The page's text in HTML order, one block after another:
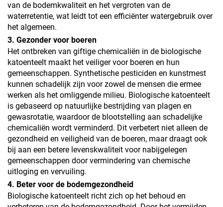
van de bodemkwaliteit en het vergroten van de
waterretentie, wat leidt tot een efficiënter watergebruik over
het algemeen.
3. Gezonder voor boeren
Het ontbreken van giftige chemicaliën in de biologische
katoenteelt maakt het veiliger voor boeren en hun
gemeenschappen. Synthetische pesticiden en kunstmest
kunnen schadelijk zijn voor zowel de mensen die ermee
werken als het omliggende milieu. Biologische katoenteelt
is gebaseerd op natuurlijke bestrijding van plagen en
gewasrotatie, waardoor de blootstelling aan schadelijke
chemicaliën wordt verminderd. Dit verbetert niet alleen de
gezondheid en veiligheid van de boeren, maar draagt ook
bij aan een betere levenskwaliteit voor nabijgelegen
gemeenschappen door vermindering van chemische
uitloging en vervuiling.
4. Beter voor de bodemgezondheid
Biologische katoenteelt richt zich op het behoud en